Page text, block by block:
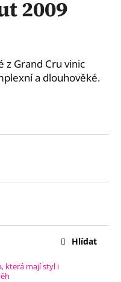
2009
z Grand Cru vinic
a dlouhověké.
která mají styl i
Hlídat